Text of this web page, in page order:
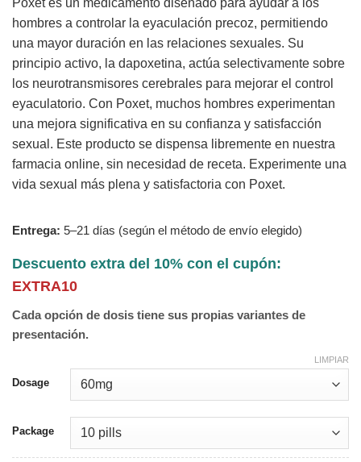
Poxet es un medicamento diseñado para ayudar a los
hombres a controlar la eyaculación precoz, permitiendo
una mayor duración en las relaciones sexuales. Su
principio activo, la dapoxetina, actúa selectivamente sobre
los neurotransmisores cerebrales para mejorar el control
eyaculatorio. Con Poxet, muchos hombres experimentan
una mejora significativa en su confianza y satisfacción
sexual. Este producto se dispensa libremente en nuestra
farmacia online, sin necesidad de receta. Experimente una
vida sexual más plena y satisfactoria con Poxet.
Entrega: 5–21 días (según el método de envío elegido)
Descuento extra del 10% con el cupón:
EXTRA10
Cada opción de dosis tiene sus propias variantes de
presentación.
Dosage
Package
LIMPIAR